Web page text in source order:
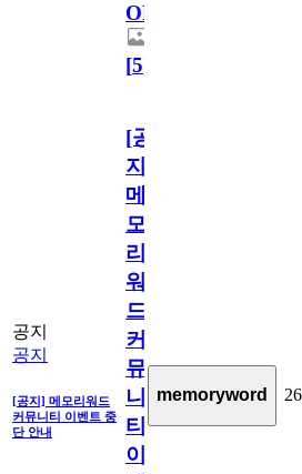
OPEN!
[5]
공지
공지
[공지] 메모리워드
커뮤니티 이벤트 중
단 안내
[공
지]
메
모
리
워
드
커
뮤
니
티
이
memoryword